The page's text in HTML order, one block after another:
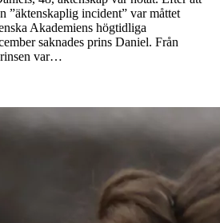
”äktenskaplig incident” var måttet
Akademiens högtidliga
saknades prins Daniel. Från
var…